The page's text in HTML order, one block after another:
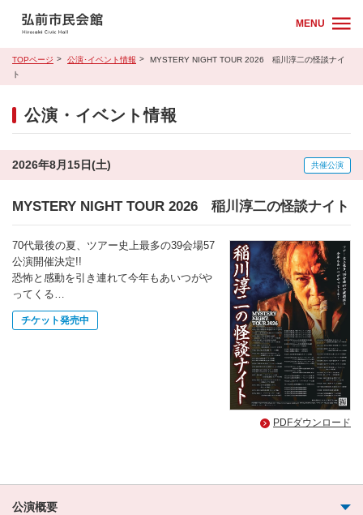
MENU
TOPページ 公演･イベント情報
MYSTERY NIGHT TOUR 2026 稲川淳二の怪談ナイ
ト
公演・イベント情報
2026年8月15日(土) 共催公演
MYSTERY NIGHT TOUR 2026 稲川淳二の怪談ナイト
70代最後の夏、ツアー史上最多の39会場57
公演開催決定!!
恐怖と感動を引き連れて今年もあいつがや
ってくる…
チケット発売中
PDFダウンロード
公演概要